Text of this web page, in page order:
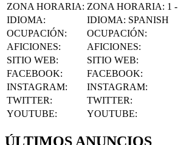
ZONA HORARIA: ZONA HORARIA: 1 -
IDIOMA: IDIOMA: SPANISH
OCUPACIÓN:
OCUPACIÓN:
AFICIONES:
AFICIONES:
SITIO WEB:
SITIO WEB:
FACEBOOK:
FACEBOOK:
INSTAGRAM:
INSTAGRAM:
TWITTER:
TWITTER:
YOUTUBE: YOUTUBE:
ÚLTIMOS ANUNCIOS